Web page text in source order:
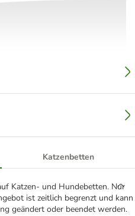
Katzenbetten
Katzen- und Hundebetten. Nur
ist zeitlich begrenzt und kann
geändert oder beendet werden.